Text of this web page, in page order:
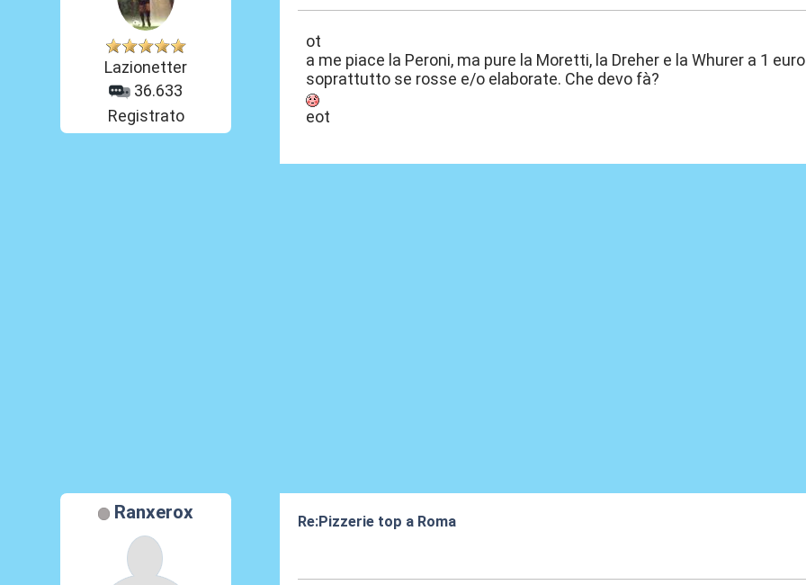
Lazionetter
36.633
Registrato
ot
a me piace la Peroni, ma pure la Moretti, la Dreher e la Whurer a 1
soprattutto se rosse e/o elaborate. Che devo fà?
eot
Ranxerox
Re:Pizzerie top a Roma